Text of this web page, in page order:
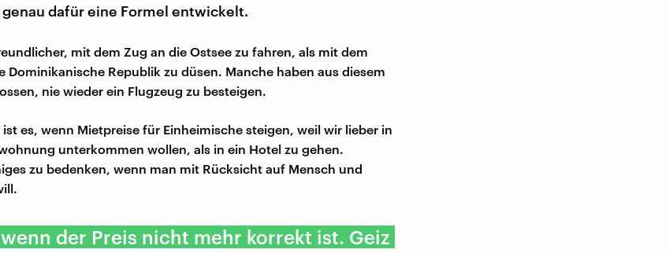
dafür eine Formel entwickelt.
mit dem Zug an die Ostsee zu fahren, als mit dem
Dominikanische Republik zu düsen. Manche haben aus diesem
nie wieder ein Flugzeug zu besteigen.
es, wenn Mietpreise für Einheimische steigen, weil wir lieber in
unterkommen wollen, als in ein Hotel zu gehen.
zu bedenken, wenn man mit Rücksicht auf Mensch und
der Preis nicht mehr korrekt ist. Geiz